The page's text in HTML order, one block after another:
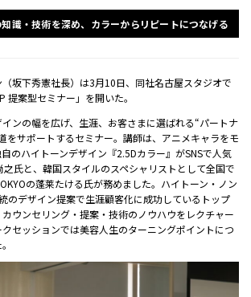
識・技術を深め、カラーからリピートにつなげる
（坂下秀憲社長）は3月10日、同社名古屋スタジオで
提案型セミナー」を開いた。
ンの幅を広げ、生涯、お客さまに選ばれる“パートナ
をサポートするセミナー。講師は、アニメキャラをモ
のハイトーンデザイン『2.5Dカラー』がSNSで人気
之氏と、韓国スタイルのスペシャリストとして全国で
の蓬莱たける氏が務めました。ハイトーン・ノン
のデザイン提案で生涯顧客化に成功しているトップ
ウンセリング・提案・技術のノウハウをレクチャー
クセッションでは美容人生のターニングポイントにつ